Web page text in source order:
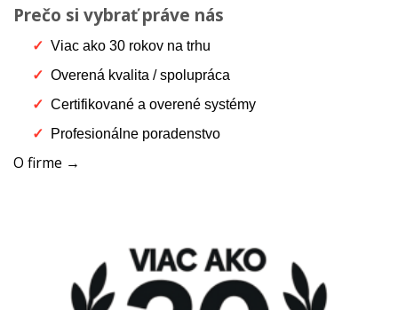
Prečo si vybrať práve nás
Viac ako 30 rokov na trhu
Overená kvalita / spolupráca
Certifikované a overené systémy
Profesionálne poradenstvo
O firme →